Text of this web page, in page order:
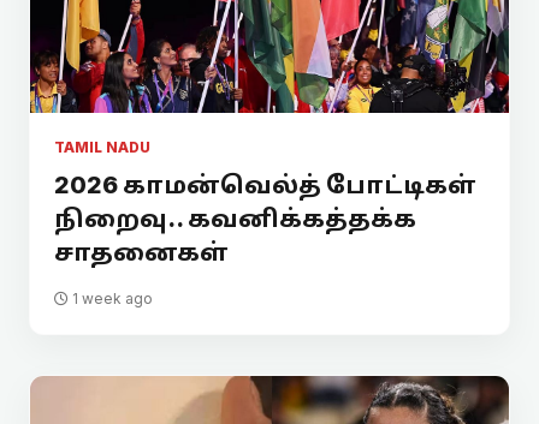
TAMIL NADU
2026 காமன்வெல்த் போட்டிகள்
நிறைவு.. கவனிக்கத்தக்க
சாதனைகள்
1 week ago